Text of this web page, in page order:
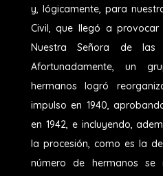
y, lógicamente, para
Civil, que llegó a
Nuestra Señora de las
Afortunadamente, un
hermanos logró
impulso en 1940,
en 1942, e incluyendo,
la procesión, como es la
número de hermanos se